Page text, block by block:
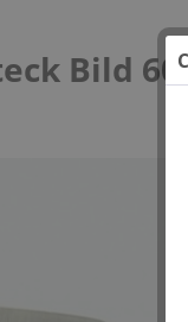
Bild